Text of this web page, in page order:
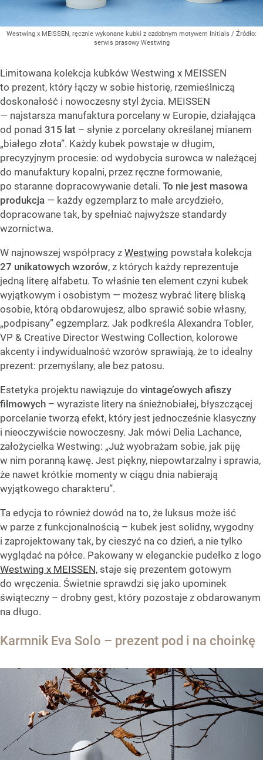
Westwing x MEISSEN, ręcznie wykonane kubki z ozdobnym motywem Initials / Źródło:
serwis prasowy Westwing
Limitowana kolekcja kubków Westwing x MEISSEN
to prezent, który łączy w sobie historię, rzemieślniczą
doskonałość i nowoczesny styl życia. MEISSEN
— najstarsza manufaktura porcelany w Europie, działająca
od ponad 315 lat – słynie z porcelany określanej mianem
„białego złota”. Każdy kubek powstaje w długim,
precyzyjnym procesie: od wydobycia surowca w należącej
do manufaktury kopalni, przez ręczne formowanie,
po staranne dopracowywanie detali. To nie jest masowa
produkcja — każdy egzemplarz to małe arcydzieło,
dopracowane tak, by spełniać najwyższe standardy
wzornictwa.
W najnowszej współpracy z Westwing powstała kolekcja
27 unikatowych wzorów, z których każdy reprezentuje
jedną literę alfabetu. To właśnie ten element czyni kubek
wyjątkowym i osobistym — możesz wybrać literę bliską
osobie, którą obdarowujesz, albo sprawić sobie własny,
„podpisany” egzemplarz. Jak podkreśla Alexandra Tobler,
VP & Creative Director Westwing Collection, kolorowe
akcenty i indywidualność wzorów sprawiają, że to idealny
prezent: przemyślany, ale bez patosu.
Estetyka projektu nawiązuje do vintage’owych afiszy
filmowych – wyraziste litery na śnieżnobiałej, błyszczącej
porcelanie tworzą efekt, który jest jednocześnie klasyczny
i nieoczywiście nowoczesny. Jak mówi Delia Lachance,
założycielka Westwing: „Już wyobrażam sobie, jak piję
w nim poranną kawę. Jest piękny, niepowtarzalny i sprawia,
że nawet krótkie momenty w ciągu dnia nabierają
wyjątkowego charakteru”.
Ta edycja to również dowód na to, że luksus może iść
w parze z funkcjonalnością – kubek jest solidny, wygodny
i zaprojektowany tak, by cieszyć na co dzień, a nie tylko
wyglądać na półce. Pakowany w eleganckie pudełko z logo
Westwing x MEISSEN, staje się prezentem gotowym
do wręczenia. Świetnie sprawdzi się jako upominek
świąteczny – drobny gest, który pozostaje z obdarowanym
na długo.
Karmnik Eva Solo – prezent pod i na choinkę